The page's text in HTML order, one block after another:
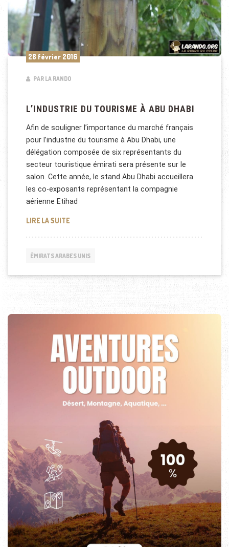
28 février 2016
PAR LA RANDO
L’INDUSTRIE DU TOURISME À ABU DHABI
Afin de souligner l’importance du marché français
pour l’industrie du tourisme à Abu Dhabi, une
délégation composée de six représentants du
secteur touristique émirati sera présente sur le
salon. Cette année, le stand Abu Dhabi accueillera
les co-exposants représentant la compagnie
aérienne Etihad
LIRE LA SUITEL’INDUSTRIE DU TOURISME À ABU DHABI
ÉMIRATS ARABES UNIS